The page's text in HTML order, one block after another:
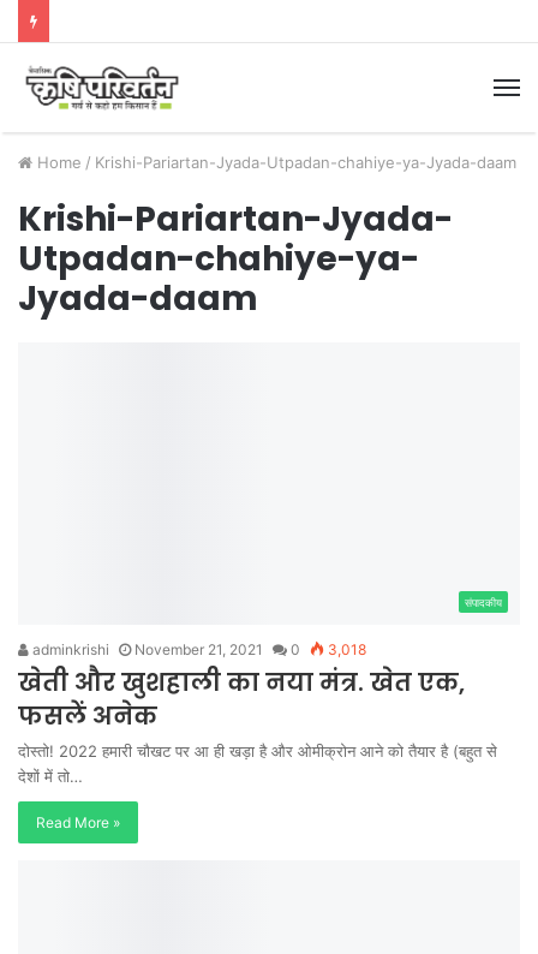
Home / Krishi-Pariartan-Jyada-Utpadan-chahiye-ya-Jyada-daam
Krishi-Pariartan-Jyada-
Utpadan-chahiye-ya-
Jyada-daam
संपादकीय
adminkrishi November 21, 2021 0 3,018
खेती और खुशहाली का नया मंत्र. खेत एक,
फसलें अनेक
दोस्तो! 2022 हमारी चौखट पर आ ही खड़ा है और ओमीक्रोन आने को तैयार है (बहुत से
देशों में तो…
Read More »